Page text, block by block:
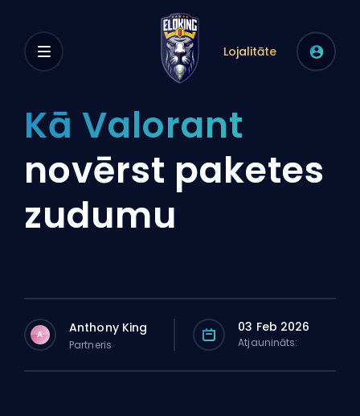
Lojalitāte
Kā Valorant
novērst paketes
zudumu
A Anthony King
Partneris
03 Feb 2026
Atjaunināts: